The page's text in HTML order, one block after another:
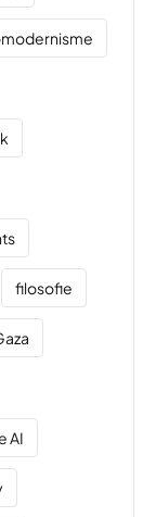
filosofie
AI